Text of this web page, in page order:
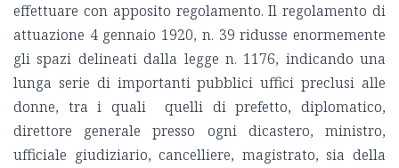
effettuare con apposito regolamento. Il regolamento di
attuazione 4 gennaio 1920, n. 39 ridusse enormemente
gli spazi delineati dalla legge n. 1176, indicando una
lunga serie di importanti pubblici uffici preclusi alle
donne, tra i quali quelli di prefetto, diplomatico,
direttore generale presso ogni dicastero, ministro,
ufficiale giudiziario, cancelliere, magistrato, sia della